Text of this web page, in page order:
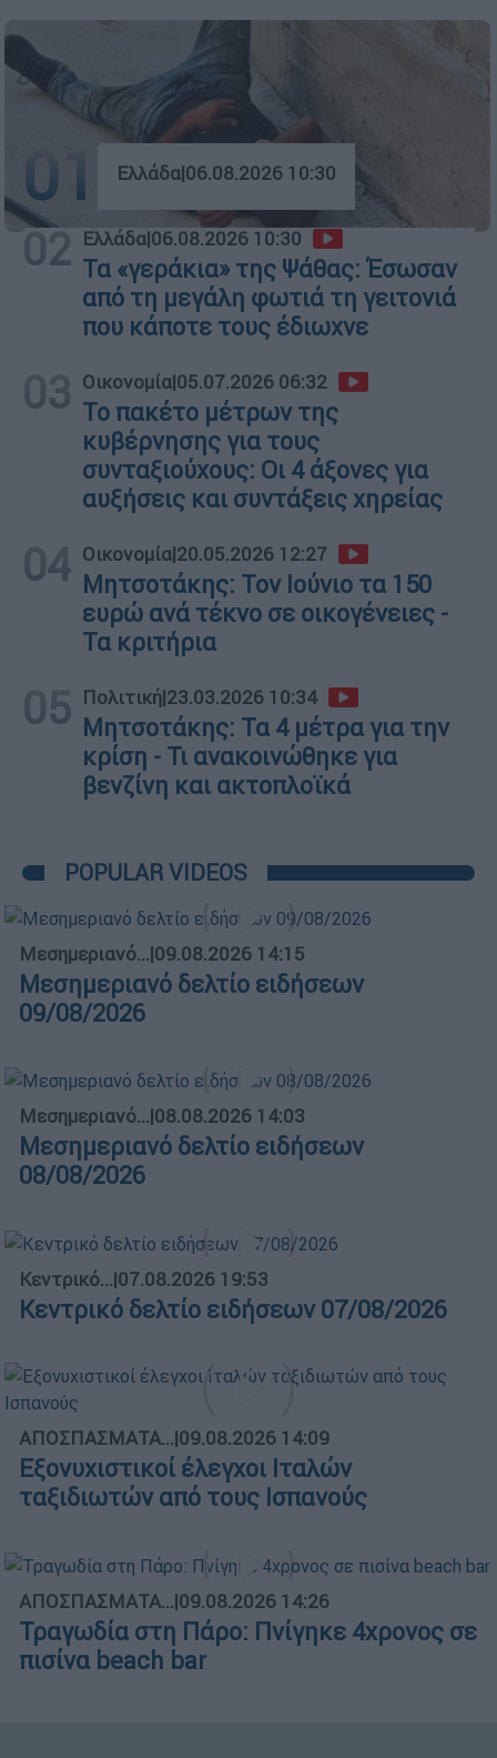
01 Ελλάδα|06.08.2026 10:30
02 Ελλάδα|06.08.2026 10:30
Τα «γεράκια» της Ψάθας: Έσωσαν
από τη μεγάλη φωτιά τη γειτονιά
που κάποτε τους έδιωχνε
03 Οικονομία|05.07.2026 06:32
Το πακέτο μέτρων της
κυβέρνησης για τους
συνταξιούχους: Οι 4 άξονες για
αυξήσεις και συντάξεις χηρείας
04 Οικονομία|20.05.2026 12:27
Μητσοτάκης: Τον Ιούνιο τα 150
ευρώ ανά τέκνο σε οικογένειες -
Τα κριτήρια
05 Πολιτική|23.03.2026 10:34
Μητσοτάκης: Τα 4 μέτρα για την
κρίση - Τι ανακοινώθηκε για
βενζίνη και ακτοπλοϊκά
POPULAR VIDEOS
Μεσημεριανό...|09.08.2026 14:15
Μεσημεριανό δελτίο ειδήσεων
09/08/2026
Μεσημεριανό...|08.08.2026 14:03
Μεσημεριανό δελτίο ειδήσεων
08/08/2026
Κεντρικό...|07.08.2026 19:53
Κεντρικό δελτίο ειδήσεων 07/08/2026
ΑΠΟΣΠΑΣΜΑΤΑ...|09.08.2026 14:09
Εξονυχιστικοί έλεγχοι Ιταλών
ταξιδιωτών από τους Ισπανούς
ΑΠΟΣΠΑΣΜΑΤΑ...|09.08.2026 14:26
Τραγωδία στη Πάρο: Πνίγηκε 4χρονος σε
πισίνα beach bar